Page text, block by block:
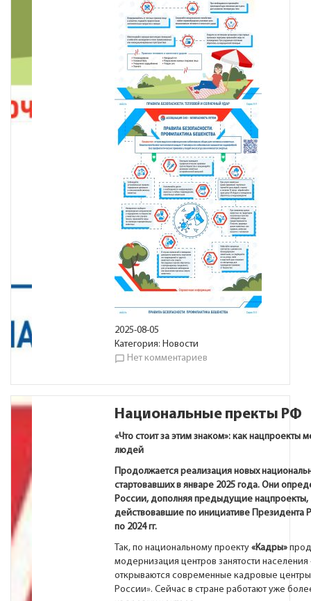
2025-08-05
Категория: Новости
chat_bubble_outline Нет комментариев
Национальные пректы РФ
«Что стоит за этим знаком»: как нацпроекты
людей
Продолжается реализация новых
стартовавших в январе 2025 года. Они
России, дополняя предыдущие нацпроекты,
действовавшие по инициативе Президента
по 2024 гг.
Так, по национальному проекту «Кадры»
модернизация центров занятости
открываются современные кадровые центры
России». Сейчас в стране работают уже